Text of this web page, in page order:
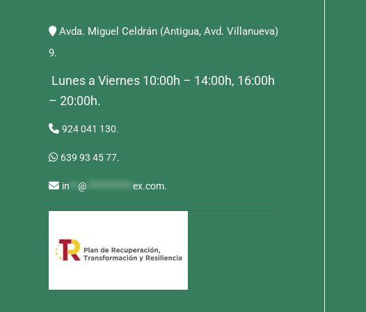
Avda. Miguel Celdrán (Antigua, Avd. Villanueva)
9.
Lunes a Viernes 10:00h – 14:00h, 16:00h
– 20:00h.
924 041 130.
639 93 45 77.
in @ ex.com.